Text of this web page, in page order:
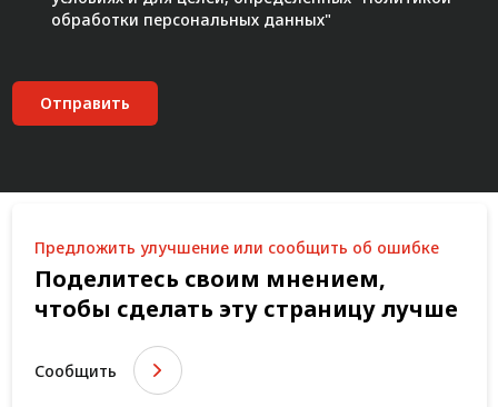
обработки персональных данных"
Отправить
Предложить улучшение или сообщить об ошибке
Поделитесь своим мнением,
чтобы сделать эту страницу лучше
Сообщить